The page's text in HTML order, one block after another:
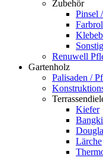
Zubehör
Pinsel
Renuwell
Gartenholz
Palisaden /
Kiefer
Lärche